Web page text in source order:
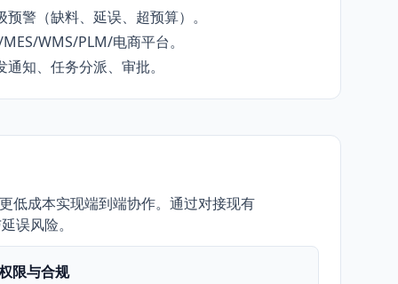
警（缺料、延误、超预算）。
WMS/PLM/电商平台。
知、任务分派、审批。
低成本实现端到端协作。通过对接现有
误风险。
限与合规